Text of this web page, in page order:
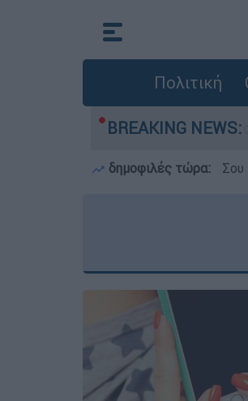
Πολιτική
BREAKING NEWS:
έχασε τη ζωή του στη
δημοφιλές τώρα: Σου